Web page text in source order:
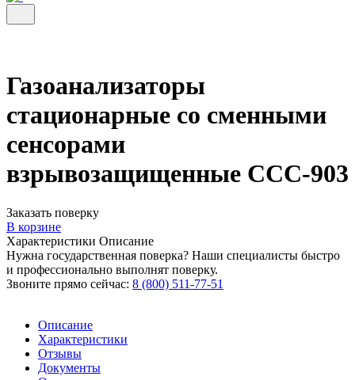
Газоанализаторы
стационарные со сменными
сенсорами
взрывозащищенные ССС-903
Заказать поверку
В корзине
Характеристики Описание
Нужна государственная поверка? Наши специалисты быстро
и профессионально выполнят поверку.
Звоните прямо сейчас: 8 (800) 511-77-51
Описание
Характеристики
Отзывы
Документы